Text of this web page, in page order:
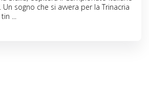
sogno che si avvera per la Trinacria
...